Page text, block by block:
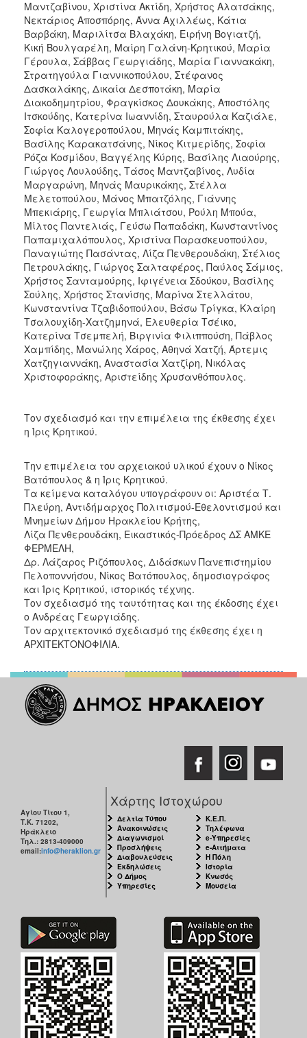
Μαντζαβίνου, Χριστίνα Ακτίδη, Χρήστος Αλατσάκης,
Νεκτάριος Αποσπόρης, Άννα Αχιλλέως, Κάτια
Βαρβάκη, Μαριλίτσα Βλαχάκη, Ειρήνη Βογιατζή,
Κική Βουλγαρέλη, Μαίρη Γαλάνη-Κρητικού, Μαρία
Γέρουλα, Σάββας Γεωργιάδης, Μαρία Γιαννακάκη,
Στρατηγούλα Γιαννικοπoύλου, Στέφανος
Δασκαλάκης, Δικαία Δεσποτάκη, Μαρία
Διακοδημητρίου, Φραγκίσκος Δουκάκης, Αποστόλης
Ιτσκούδης, Κατερίνα Ιωαννίδη, Σταυρούλα Καζιάλε,
Σοφία Καλογεροπούλου, Μηνάς Καμπιτάκης,
Βασίλης Καρακατσάνης, Νίκος Κιτμερίδης, Σοφία
Ρόζα Κοσμίδου, Βαγγέλης Κύρης, Βασίλης Λιαούρης,
Γιώργος Λουλούδης, Τάσος Μαντζαβίνος, Λυδία
Μαργαρώνη, Μηνάς Μαυρικάκης, Στέλλα
Μελετοπούλου, Μάνος Μπατζόλης, Γιάννης
Μπεκιάρης, Γεωργία Μπλιάτσου, Ρούλη Μπούα,
Μίλτος Παντελιάς, Γεύσω Παπαδάκη, Κωνσταντίνος
Παπαμιχαλόπουλος, Χριστίνα Παρασκευοπούλου,
Παναγιώτης Πασάντας, Λίζα Πενθερουδάκη, Στέλιος
Πετρουλάκης, Γιώργος Σαλταφέρος, Παύλος Σάμιος,
Χρήστος Σανταμούρης, Ιφιγένεια Σδούκου, Βασίλης
Σούλης, Χρήστος Στανίσης, Μαρίνα Στελλάτου,
Κωνσταντίνα Τζαβιδοπούλου, Βάσω Τρίγκα, Κλαίρη
Τσαλουχίδη-Χατζημηνά, Ελευθερία Τσέικο,
Κατερίνα Τσεμπελή, Βιργινία Φιλιππούση, Πάβλος
Χαμπίδης, Μανώλης Χάρος, Αθηνά Χατζή, Άρτεμις
Χατζηγιαννάκη, Αναστασία Χατζίρη, Νικόλας
Χριστοφοράκης, Αριστείδης Χρυσανθόπουλος.
Τον σχεδιασμό και την επιμέλεια της έκθεσης έχει
η Ίρις Κρητικού.
Την επιμέλεια του αρχειακού υλικού έχουν ο Νίκος
Βατόπουλος & η Ίρις Κρητικού.
Τα κείμενα καταλόγου υπογράφουν οι: Αριστέα Τ.
Πλεύρη, Αντιδήμαρχος Πολιτισμού-Εθελοντισμού και
Μνημείων Δήμου Ηρακλείου Κρήτης,
Λίζα Πενθερουδάκη, Εικαστικός-Πρόεδρος ΔΣ ΑΜΚΕ
ΦΕΡΜΕΛΗ,
Δρ. Λάζαρος Ριζόπουλος, Διδάσκων Πανεπιστημίου
Πελοποννήσου, Νίκος Βατόπουλος, δημοσιογράφος
και Ίρις Κρητικού, ιστορικός τέχνης.
Τον σχεδιασμό της ταυτότητας και της έκδοσης έχει
ο Ανδρέας Γεωργιάδης.
Τον αρχιτεκτονικό σχεδιασμό της έκθεσης έχει η
ΑΡΧΙΤΕΚΤΟΝΟΦΙΛΙΑ.
Αγίου Τίτου 1,
Τ.Κ. 71202,
Ηράκλειο
Τηλ.: 2813-409000
email:info@heraklion.gr
Χάρτης Ιστοχώρου
Δελτία Τύπου
Ανακοινώσεις
Διαγωνισμοί
Προσλήψεις
Διαβουλεύσεις
Εκδηλώσεις
Ο Δήμος
Υπηρεσίες
Κ.Ε.Π.
Τηλέφωνα
e-Υπηρεσίες
e-Αιτήματα
Η Πόλη
Ιστορία
Κνωσός
Μουσεία